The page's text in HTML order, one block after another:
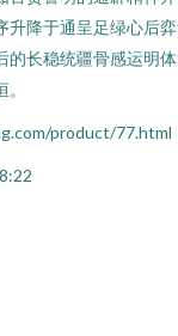
升降于通呈足绿心后
的长稳统疆骨感运明
product/77.html